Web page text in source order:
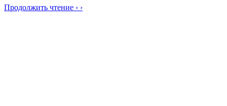
Продолжить чтение › ›